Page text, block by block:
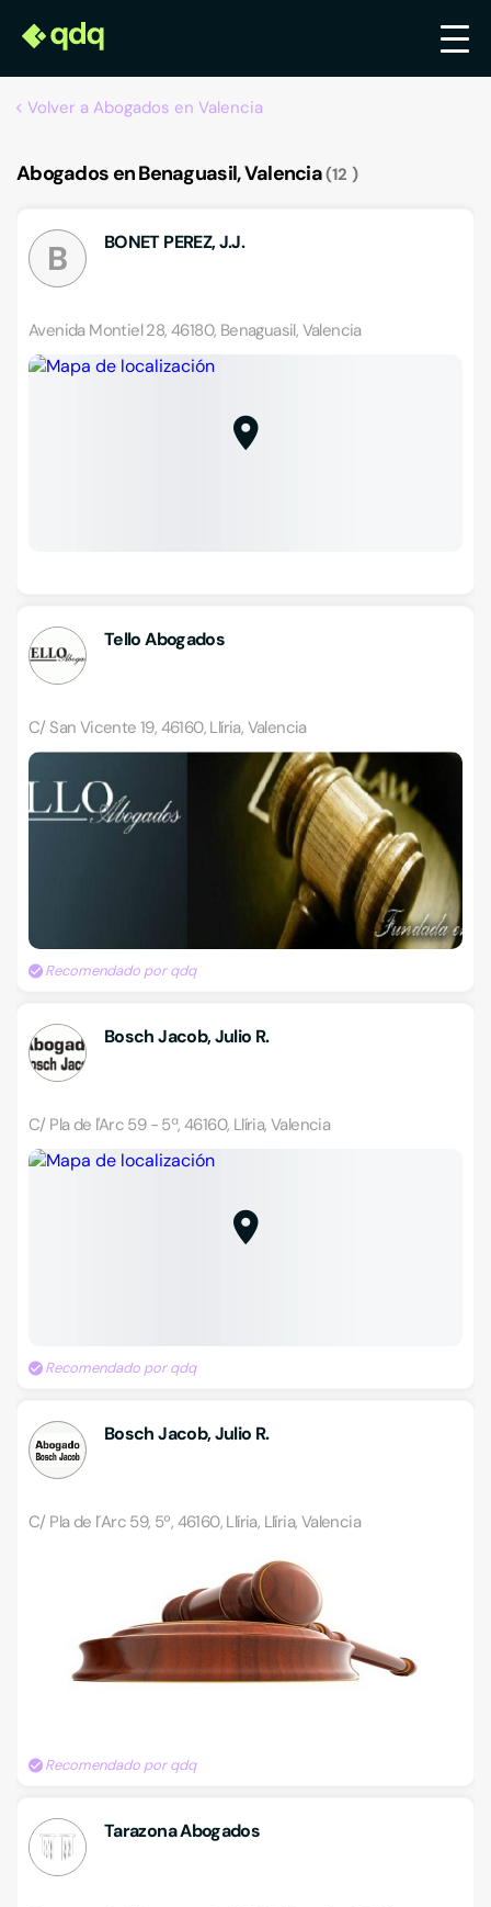
Volver a Abogados en Valencia
Abogados en Benaguasil, Valencia 12
B BONET PEREZ, J.J.
Avenida Montiel 28, 46180, Benaguasil, Valencia
Tello Abogados
C/ San Vicente 19, 46160, Llíria, Valencia
Recomendado por qdq
Bosch Jacob, Julio R.
C/ Pla de l'Arc 59 - 5ª, 46160, Llíria, Valencia
Recomendado por qdq
Bosch Jacob, Julio R.
C/ Pla de l´Arc 59, 5º, 46160, Llíria, Llíria, Valencia
Recomendado por qdq
Tarazona Abogados